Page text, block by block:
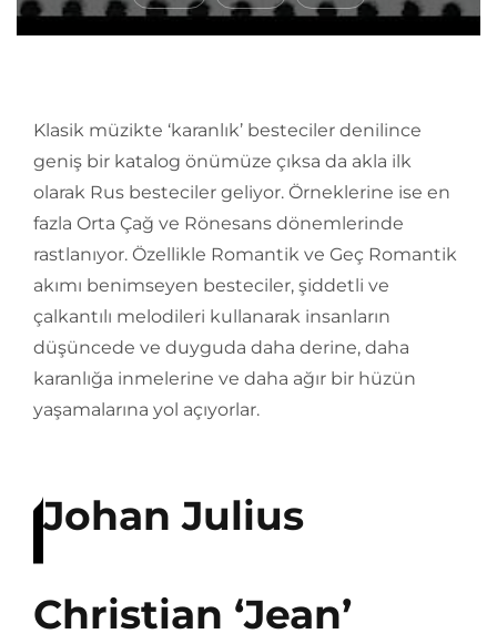
Klasik müzikte ‘karanlık’ besteciler denilince
geniş bir katalog önümüze çıksa da akla ilk
olarak Rus besteciler geliyor. Örneklerine ise en
fazla Orta Çağ ve Rönesans dönemlerinde
rastlanıyor. Özellikle Romantik ve Geç Romantik
akımı benimseyen besteciler, şiddetli ve
çalkantılı melodileri kullanarak insanların
düşüncede ve duyguda daha derine, daha
karanlığa inmelerine ve daha ağır bir hüzün
yaşamalarına yol açıyorlar.
Johan Julius
Christian ‘Jean’